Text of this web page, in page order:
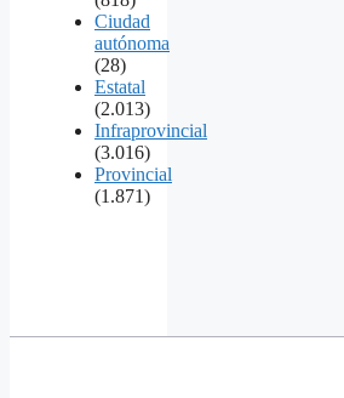
Ciudad
autónoma
(28)
Estatal
(2.013)
Infraprovincial
(3.016)
Provincial
(1.871)